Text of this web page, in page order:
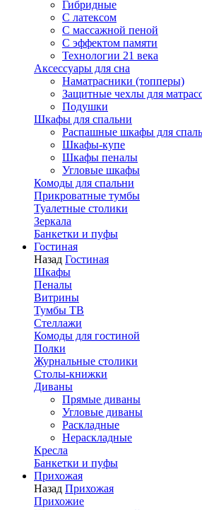
Гибридные
С латексом
С массажной пеной
С эффектом памяти
Технологии 21 века
Аксессуары для сна
Наматрасники (топперы)
Защитные чехлы для
Подушки
Шкафы для спальни
Распашные шкафы для
Шкафы-купе
Шкафы пеналы
Угловые шкафы
Комоды для спальни
Прикроватные тумбы
Туалетные столики
Зеркала
Банкетки и пуфы
Гостиная
Назад Гостиная
Шкафы
Пеналы
Витрины
Тумбы ТВ
Стеллажи
Комоды для гостиной
Полки
Журнальные столики
Столы-книжки
Диваны
Прямые диваны
Угловые диваны
Раскладные
Нераскладные
Кресла
Банкетки и пуфы
Прихожая
Назад Прихожая
Прихожие